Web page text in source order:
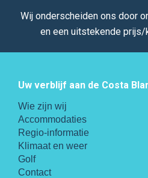
Wij onderscheiden ons door
en een uitstekende
Uw verblijf aan de Costa
Wie zijn wij
Accommodaties
Regio-informatie
Klimaat en weer
Golf
Contact